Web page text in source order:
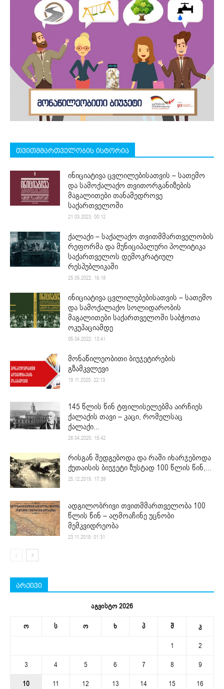
თვითმმართველობის ისტორია
ინიციატივა ცვლილებისათვის – სათემო
და სამოქალაქო თვითორგანიზების
მაგალითები თანამედროვე
საქართველოში
21.03.2023. 00:12
ქალაქი – საქალაქო თვითმმართველობის
რეფორმა და მუნიციპალური პოლიტიკა
საქართველოს დემოკრატიულ
რესპუბლიკაში
25.05.2022. 16:18
ინიციატივა ცვლილებებისათვის – სათემო
და სამოქალაქო სოლიდარობის
მაგალითები საქართველოში საბჭოთა
ოკუპაციამდე
05.04.2022. 13:41
მონაწილეობითი ბიუჯეტირების
გზამკვლევი
19.11.2020. 22:13
145 წლის წინ ტფილისელებმა აირჩიეს
ქალაქის თავი – კაცი, რომელსაც
ქალაქი...
28.04.2020. 15:42
რისგან შედგებოდა და რაში იხარჯებოდა
ქუთაისის ბიუჯეტი ზუსტად 100 წლის წინ,...
25.12.2019. 17:39
ადგილობრივი თვითმმართველობა 100
წლის წინ – აღმოაჩინე უცნობი
მემკვიდრეობა
23.11.2019. 01:31
არქივი
აგვისტო 2026
ო ს ო ხ პ შ კ
1
2
3
4 5 6 7 8
9
10
11 12 13 14 15
16